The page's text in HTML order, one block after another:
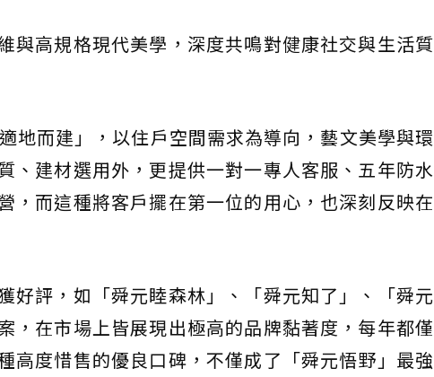
與高規格現代美學，深度共鳴對健康社交與生活質
地而建」，以住戶空間需求為導向，藝文美學與環
、建材選用外，更提供一對一專人客服、五年防水
，而這種將客戶擺在第一位的用心，也深刻反映在
好評，如「舜元睦森林」、「舜元知了」、「舜元
，在市場上皆展現出極高的品牌黏著度，每年都僅
高度惜售的優良口碑，不僅成了「舜元悟野」最強